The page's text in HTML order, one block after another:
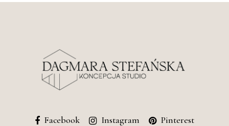
Facebook Instagram Pinterest